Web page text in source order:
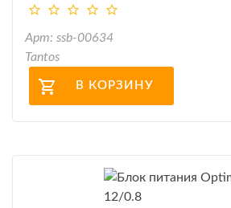
Арт: ssb-00634
Tantos
В КОРЗИНУ